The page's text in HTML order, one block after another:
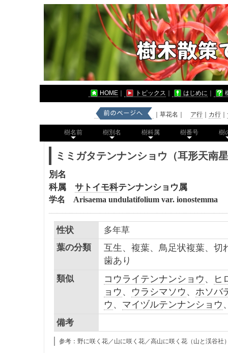
HOME トピックス はじめに
｜草花名｜ ア行 カ行
樹名前 樹別名 樹科属 樹番号 樹
ミミガタテンナンショウ（耳形天南
別名
科属 サトイモ科テンナンショウ属
学名 Arisaema undulatifolium var. ionostemma
性状
多年草
葉の分類
互生、複葉、鳥足状複葉、切
歯あり
類似 コウライテンナンショウ 、
ヒ
ョウ 、 ウラシマソウ 、 ホソバ
ウ 、 マイヅルテンナンショウ
備考
参考：野に咲く花／山に咲く花／高山に咲く花（山と渓谷社